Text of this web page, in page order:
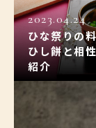
2023.04.24
ひな祭りの
ひし餅と相
紹介